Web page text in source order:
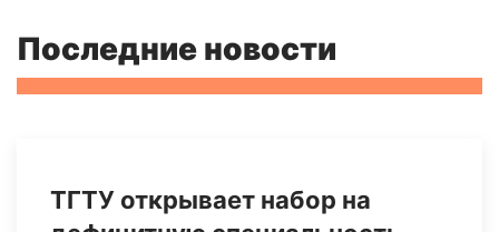
Последние новости
ТГТУ открывает набор на